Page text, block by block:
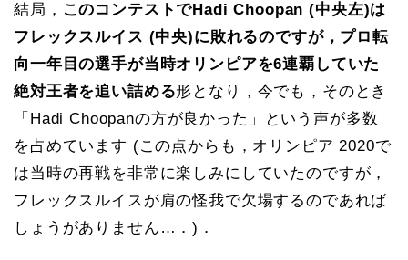
結局， このコンテストでHadi Choopan (中央左)は
フレックスルイス (中央)に敗れるのですが，プロ転
向一年目の選手が当時オリンピアを6連覇していた
絶対王者を追い詰める形となり，今でも，そのとき
「Hadi Choopanの方が良かった」という声が多数
を占めています (この点からも，オリンピア 2020で
は当時の再戦を非常に楽しみにしていたのですが，
フレックスルイスが肩の怪我で欠場するのであれば
しょうがありません…．)．